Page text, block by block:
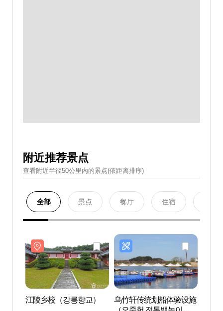
附近推荐景点
查看附近半径50公里內的景点(依距离排序)
全部 景点 餐厅 住宿
江陵乡校（강릉향교）
乌竹轩传统划船体验设施